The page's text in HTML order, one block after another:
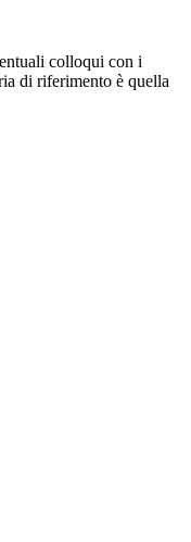
colloqui con i
di riferimento è quella